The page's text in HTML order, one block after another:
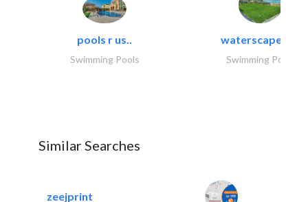
pools r us..
Swimming Pools
waterscapes llc
Swimming Pools
Similar Searches
zeejprint